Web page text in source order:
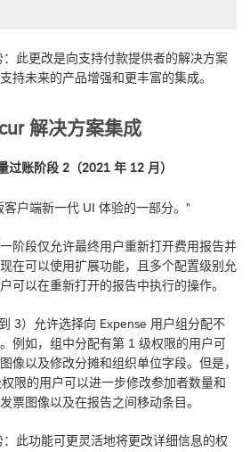
此更改是向支持付款提供者的解决方案
持未来的产品增强和更丰富的集成。
解决方案集成
过账阶段 2（2021 年 12 月）
客户端新一代 UI 体验的一部分。”
阶段仅允许最终用户重新打开费用报告并
在可以使用扩展功能，且多个配置级别允
可以在重新打开的报告中执行的操作。
3）允许选择向 Expense 用户组分配不
例如，组中分配有第 1 级权限的用户可
像以及修改分摊和组织单位字段。但是，
限的用户可以进一步修改参加者数量和
票图像以及在报告之间移动条目。
此功能可更灵活地将更改详细信息的权